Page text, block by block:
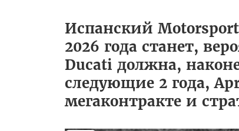
Испанский
2026 года станет,
Ducati должна,
следующие 2 года,
мегаконтракте и